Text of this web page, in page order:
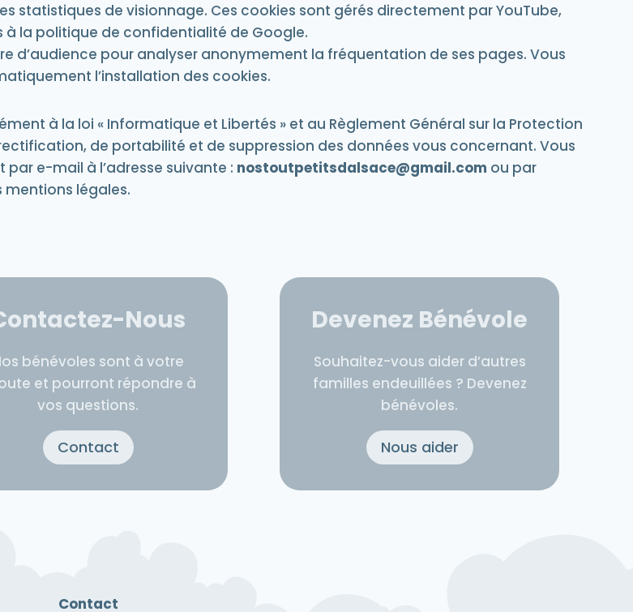
statistiques de visionnage. Ces cookies sont gérés directement par YouTube,
la politique de confidentialité de Google.
d’audience pour analyser anonymement la fréquentation de ses pages. Vous
l’installation des cookies.
à la loi « Informatique et Libertés » et au Règlement Général sur la Protection
de portabilité et de suppression des données vous concernant. Vous
e-mail à l’adresse suivante : nostoutpetitsdalsace@gmail.com ou par
mentions légales.
Nous
bénévoles sont à votre
et pourront répondre à
vos questions.
Contact
Devenez Bénévole
Souhaitez-vous aider d’autres
familles endeuillées ? Devenez
bénévoles.
Nous aider
Contact